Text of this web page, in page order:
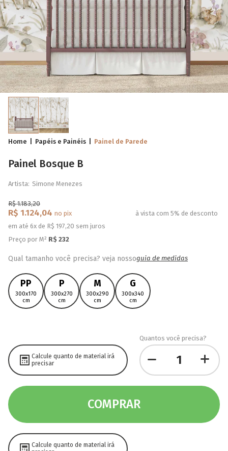
Home Papéis e Painéis Painel de Parede
Painel Bosque B
Artista: Simone Menezes
R$ 1.183,20
R$ 1.124,04 no pix
à vista com 5% de desconto
em até 6x de R$ 197,20 sem juros
Preço por M² R$ 232
Qual tamanho você precisa? veja nossoguia de medidas
PP
300x170
cm
P
300x270
cm
M
300x290
cm
G
300x340
cm
Calcule quanto de material irá
precisar
Calcule quanto de material irá
Quantos você precisa?
COMPRAR